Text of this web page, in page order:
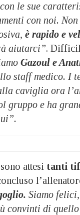
le sue
con noi.
è rapido e
aiutarci”.
Gazoul e
staff medico. I
caviglia ora
gruppo e ha
attesi tanti
Siamo
convinti di